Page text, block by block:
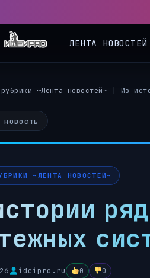
~Лента новостей~ Из
~ЛЕНТА НОВОСТЕЙ~
ideipro.ru 0 0